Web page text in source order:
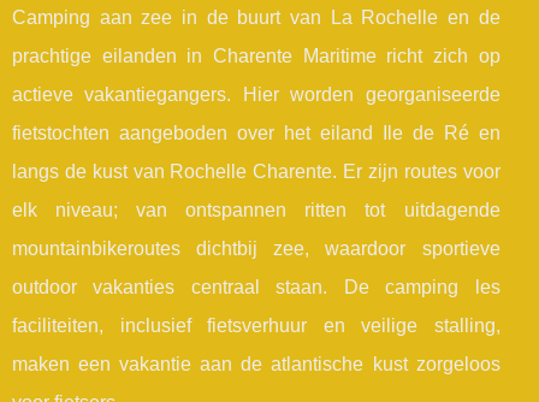
Camping aan zee in de buurt van La Rochelle en de
prachtige eilanden in Charente Maritime richt zich op
actieve vakantiegangers. Hier worden georganiseerde
fietstochten aangeboden over het eiland Ile de Ré en
langs de kust van Rochelle Charente. Er zijn routes voor
elk niveau; van ontspannen ritten tot uitdagende
mountainbikeroutes dichtbij zee, waardoor sportieve
outdoor vakanties centraal staan. De camping les
faciliteiten, inclusief fietsverhuur en veilige stalling,
maken een vakantie aan de atlantische kust zorgeloos